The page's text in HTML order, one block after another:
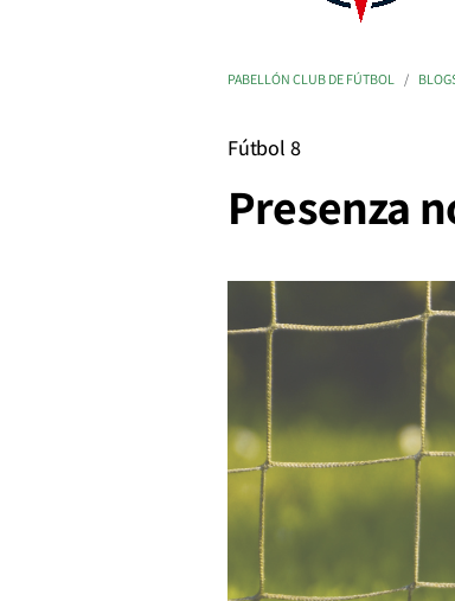
PABELLÓN CLUB DE FÚTBOL
Fútbol 8
Presenza